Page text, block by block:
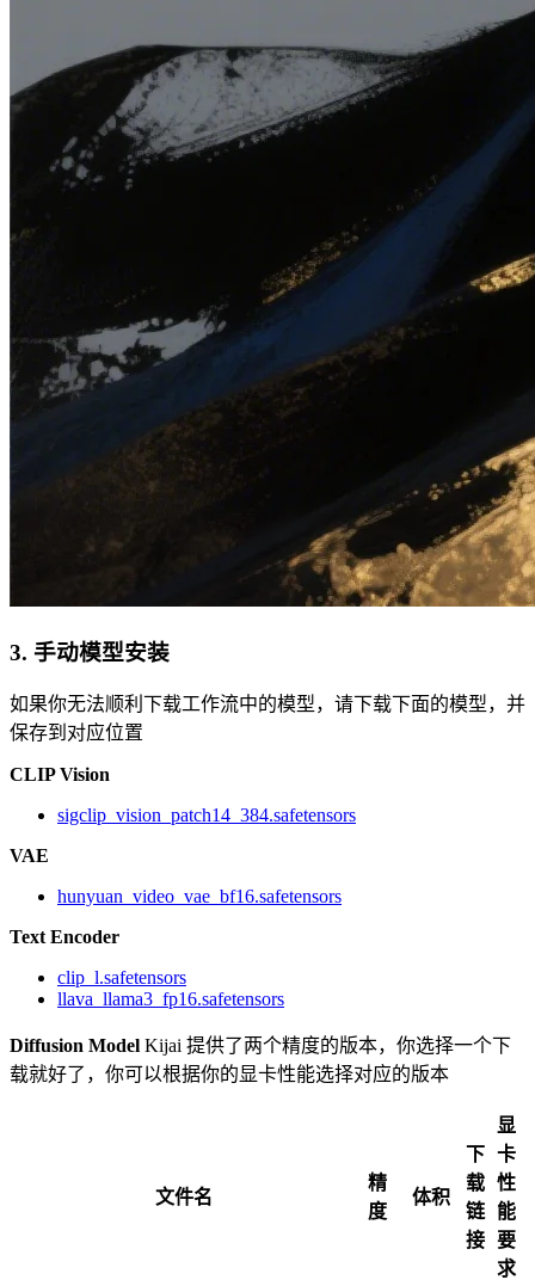
3. 手动模型安装
如果你无法顺利下载工作流中的模型，请下载下面的模型，并
保存到对应位置
CLIP Vision
sigclip_vision_patch14_384.safetensors
VAE
hunyuan_video_vae_bf16.safetensors
Text Encoder
clip_l.safetensors
llava_llama3_fp16.safetensors
Diffusion Model Kijai 提供了两个精度的版本，你选择一个下
载就好了，你可以根据你的显卡性能选择对应的版本
文件名
精
度
体积
下
载
链
接
显
卡
性
能
要
求